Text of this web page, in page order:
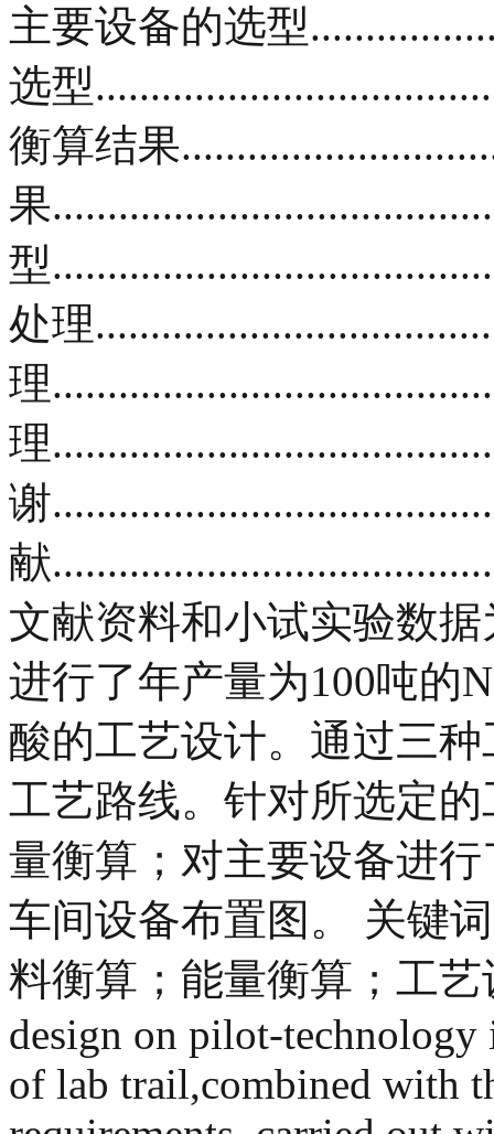
主要设备的选型
选型
衡算结果
果
型
处理
理
理
谢
献
文献资料和小试实验数
进行了年产量为100吨的
酸的工艺设计。通过三
工艺路线。针对所选定
量衡算；对主要设备进
车间设备布置图。 关键
料衡算；能量衡算；工艺
design on pilot-technology
of lab trail,combined with